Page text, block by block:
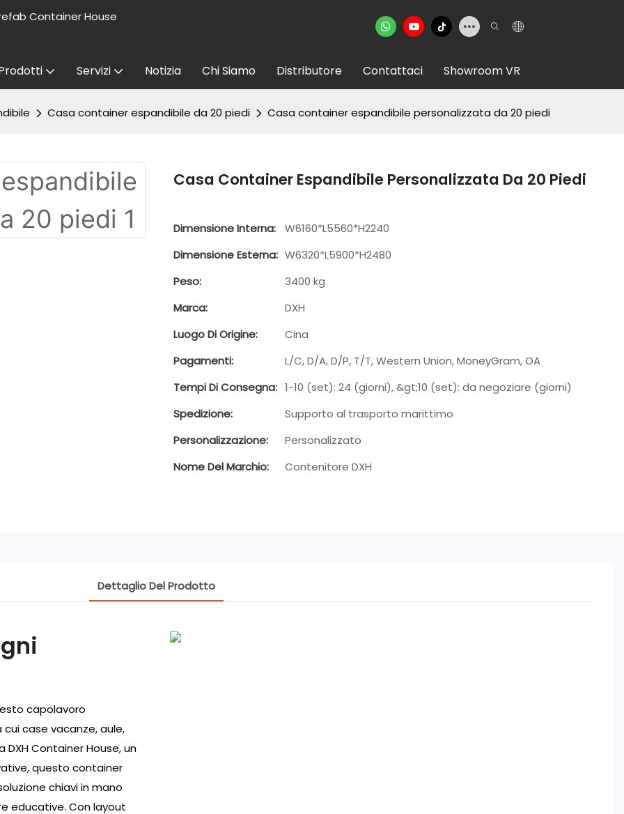
Container House
Servizi Notizia Chi Siamo Distributore Contattaci Showroom VR
Casa container espandibile da 20 piedi Casa container espandibile personalizzata da 20 piedi
Casa Container Espandibile Personalizzata Da 20 Piedi
Dimensione Interna:
W6160*L5560*H2240
Dimensione Esterna: W6320*L5900*H2480
Peso:
3400 kg
Marca:
DXH
Luogo Di Origine:
Cina
Pagamenti:
L/C, D/A, D/P, T/T, Western Union, MoneyGram, OA
Tempi Di Consegna: 1-10 (set): 24 (giorni), &gt;10 (set): da negoziare (giorni)
Spedizione:
Supporto al trasporto marittimo
Personalizzazione:
Personalizzato
Nome Del Marchio:
Contenitore DXH
Dettaglio Del Prodotto
capolavoro
case vacanze, aule,
Container House, un
questo container
chiavi in ​​mano
educative. Con layout